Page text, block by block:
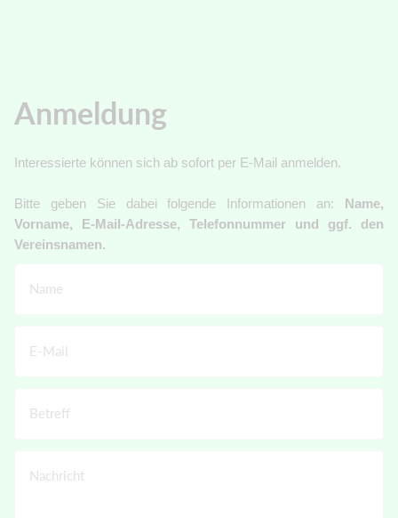
Anmeldung
Interessierte können sich ab sofort per E-Mail anmelden.
Bitte geben Sie dabei folgende Informationen an: Name,
Vorname, E-Mail-Adresse, Telefonnummer und ggf. den
Vereinsnamen.
Name
E-Mail
Betreff
Nachricht